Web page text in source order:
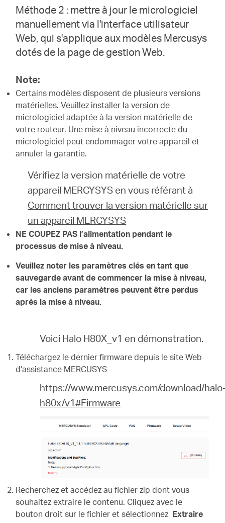
Méthode 2 : mettre à jour le micrologiciel
manuellement via l'interface utilisateur
Web, qui s'applique aux modèles Mercusys
dotés de la page de gestion Web.
Note:
Certains modèles disposent de plusieurs versions
matérielles. Veuillez installer la version de
micrologiciel adaptée à la version matérielle de
votre routeur. Une mise à niveau incorrecte du
micrologiciel peut endommager votre appareil et
annuler la garantie.
Vérifiez la version matérielle de votre
appareil MERCYSYS en vous référant à
Comment trouver la version matérielle sur
un appareil MERCYSYS
NE COUPEZ PAS l’alimentation pendant le
processus de mise à niveau.
Veuillez noter les paramètres clés en tant que
sauvegarde avant de commencer la mise à niveau,
car les anciens paramètres peuvent être perdus
après la mise à niveau.
Voici Halo H80X_v1 en démonstration.
Téléchargez le dernier firmware depuis le site Web
d'assistance MERCUSYS
https://www.mercusys.com/download/
h80x/v1#Firmware
Recherchez et accédez au fichier zip dont vous
souhaitez extraire le contenu. Cliquez avec le
bouton droit sur le fichier et sélectionnez Extraire